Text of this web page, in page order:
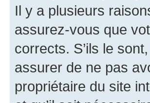
Il y a plusieurs
assurez-vous que
corrects. S’ils le
assurer de ne pas
propriétaire du site